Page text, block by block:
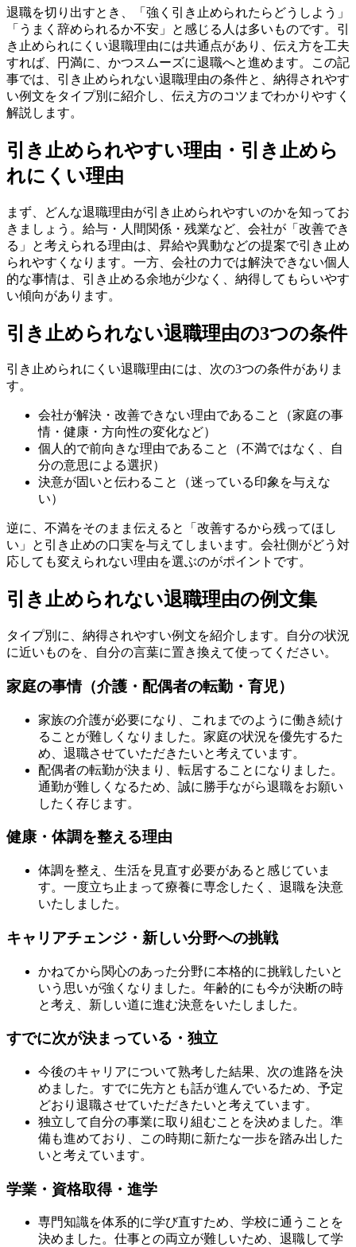
退職を切り出すとき、「強く引き止められたらどうしよう」
「うまく辞められるか不安」と感じる人は多いものです。引
き止められにくい退職理由には共通点があり、伝え方を工夫
すれば、円満に、かつスムーズに退職へと進めます。この記
事では、引き止められない退職理由の条件と、納得されやす
い例文をタイプ別に紹介し、伝え方のコツまでわかりやすく
解説します。
引き止められやすい理由・引き止めら
れにくい理由
まず、どんな退職理由が引き止められやすいのかを知ってお
きましょう。給与・人間関係・残業など、会社が「改善でき
る」と考えられる理由は、昇給や異動などの提案で引き止め
られやすくなります。一方、会社の力では解決できない個人
的な事情は、引き止める余地が少なく、納得してもらいやす
い傾向があります。
引き止められない退職理由の3つの条件
引き止められにくい退職理由には、次の3つの条件がありま
す。
会社が解決・改善できない理由であること（家庭の事
情・健康・方向性の変化など）
個人的で前向きな理由であること（不満ではなく、自
分の意思による選択）
決意が固いと伝わること（迷っている印象を与えな
い）
逆に、不満をそのまま伝えると「改善するから残ってほし
い」と引き止めの口実を与えてしまいます。会社側がどう対
応しても変えられない理由を選ぶのがポイントです。
引き止められない退職理由の例文集
タイプ別に、納得されやすい例文を紹介します。自分の状況
に近いものを、自分の言葉に置き換えて使ってください。
家庭の事情（介護・配偶者の転勤・育児）
家族の介護が必要になり、これまでのように働き続け
ることが難しくなりました。家庭の状況を優先するた
め、退職させていただきたいと考えています。
配偶者の転勤が決まり、転居することになりました。
通勤が難しくなるため、誠に勝手ながら退職をお願い
したく存じます。
健康・体調を整える理由
体調を整え、生活を見直す必要があると感じていま
す。一度立ち止まって療養に専念したく、退職を決意
いたしました。
キャリアチェンジ・新しい分野への挑戦
かねてから関心のあった分野に本格的に挑戦したいと
いう思いが強くなりました。年齢的にも今が決断の時
と考え、新しい道に進む決意をいたしました。
すでに次が決まっている・独立
今後のキャリアについて熟考した結果、次の進路を決
めました。すでに先方とも話が進んでいるため、予定
どおり退職させていただきたいと考えています。
独立して自分の事業に取り組むことを決めました。準
備も進めており、この時期に新たな一歩を踏み出した
いと考えています。
学業・資格取得・進学
専門知識を体系的に学び直すため、学校に通うことを
決めました。仕事との両立が難しいため、退職して学